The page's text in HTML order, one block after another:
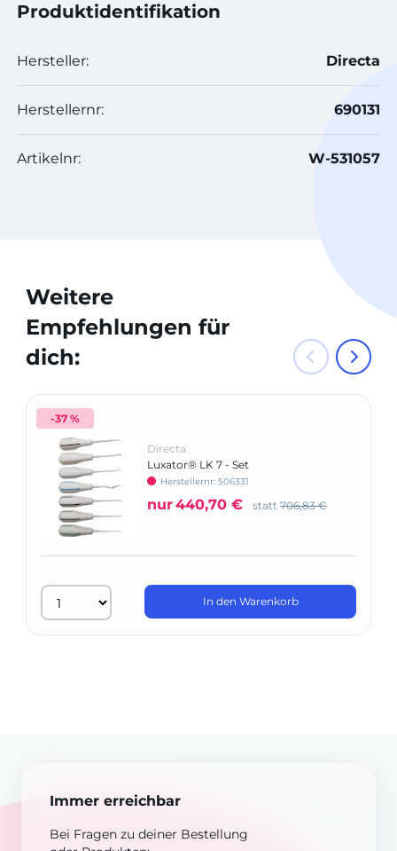
Produktidentifikation
Hersteller: Directa
Herstellernr: 690131
Artikelnr: W-531057
Weitere
Empfehlungen für
dich:
-37 %
Directa
Luxator® LK 7 - Set
Herstellernr: 506331
nur440,70 € statt 706,83 €
In den Warenkorb
Immer erreichbar
Bei Fragen zu deiner Bestellung